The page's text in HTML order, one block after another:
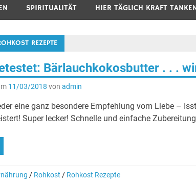
SPIRITUALITÄT HIER TÄGLICH KRAFT
REZEPTE
Bärlauchkokosbutter . . .
11/03/2018 von admin
eine ganz besondere Empfehlung vom Liebe –
Super lecker! Schnelle und einfache
/ Rohkost / Rohkost Rezepte